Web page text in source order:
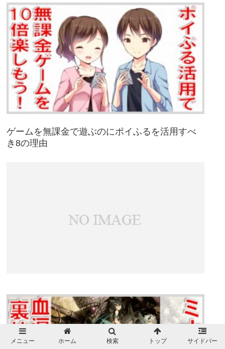
ゲームを無課金で遊ぶのにポイふるを活用すべ
き8の理由
メニュー ホーム 検索 トップ サイドバー